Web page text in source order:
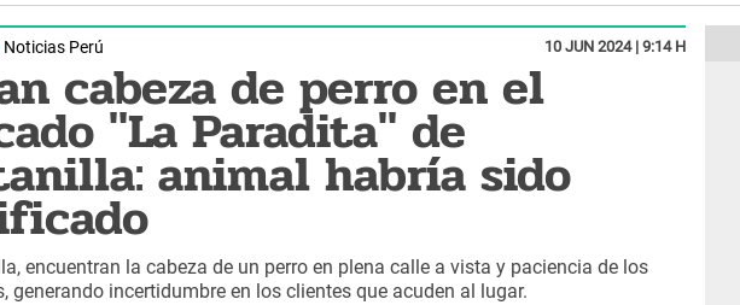
Noticias Perú 10 JUN 2024 | 9:14 H
cabeza de perro en el
"La Paradita" de
animal habría sido
encuentran la cabeza de un perro en plena calle a vista y paciencia de los
generando incertidumbre en los clientes que acuden al lugar.